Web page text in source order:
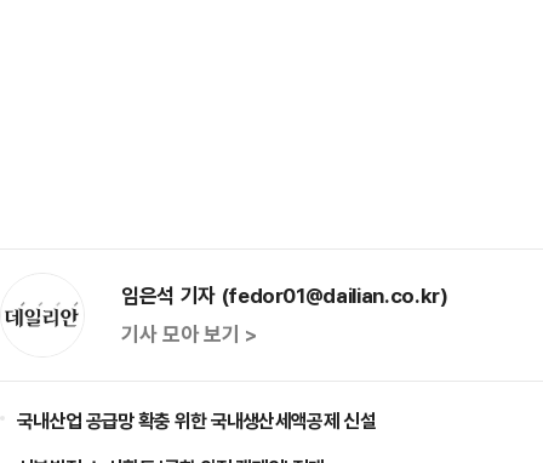
임은석 기자 (fedor01@dailian.co.kr)
기사 모아 보기 >
국내산업 공급망 확충 위한 국내생산세액공제 신설